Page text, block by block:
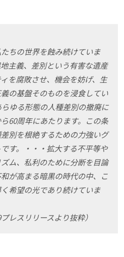
ちの世界を蝕み続けていま
主義、差別という有害な遺産
を腐敗させ、機会を妨げ、生
の基盤そのものを浸食してい
ゆる形態の人種差別の撤廃に
60周年にあたります。この条
別を根絶するための力強いグ
す。・・・拡大する不平等や
ム、私利のために分断を目論
が高まる暗黒の時代の中、こ
希望の光であり続けていま
レスリリースより抜粋）